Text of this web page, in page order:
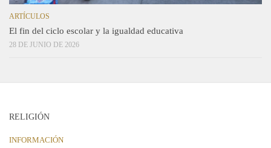
ARTÍCULOS
El fin del ciclo escolar y la igualdad educativa
28 DE JUNIO DE 2026
RELIGIÓN
INFORMACIÓN